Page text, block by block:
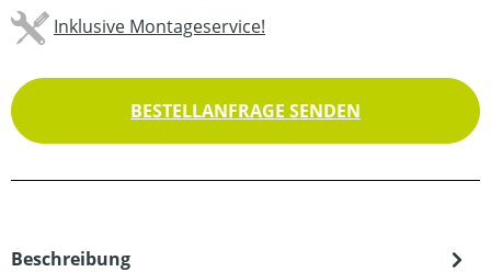
Inklusive Montageservice!
BESTELLANFRAGE SENDEN
Beschreibung